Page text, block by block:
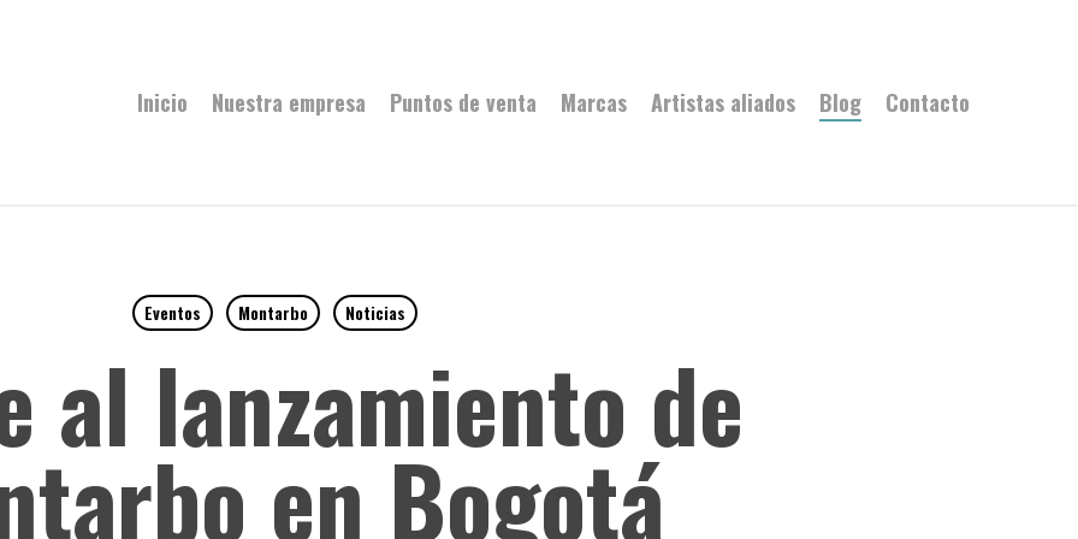
Inicio Nuestra empresa Puntos de venta Marcas Artistas aliados Blog Contacto
Eventos Montarbo Noticias
al lanzamiento de
en Bogotá